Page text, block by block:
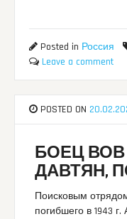
Posted in Россия
Leave a comment
POSTED ON
БОЕЦ
ДАВТЯН,
Поисковым
погибшего в 1943